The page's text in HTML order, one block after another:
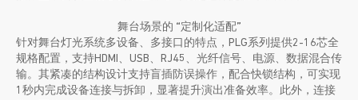
舞台场景的 “定制化适配”
针对舞台灯光系统多设备、多接口的特点，PLG系列提供2-16芯全
规格配置，支持HDMI、USB、RJ45、光纤信号、电源、数据混合传
输。其紧凑的结构设计支持盲插防误操作，配合快锁结构，可实现
1秒内完成设备连接与拆卸，显著提升演出准备效率。此外，连接